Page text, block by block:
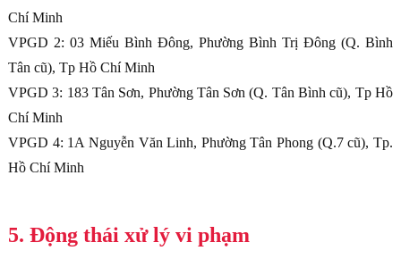
Chí Minh
VPGD 2: 03 Miếu Bình Đông, Phường Bình Trị Đông (Q. Bình
Tân cũ), Tp Hồ Chí Minh
VPGD 3: 183 Tân Sơn, Phường Tân Sơn (Q. Tân Bình cũ), Tp Hồ
Chí Minh
VPGD 4: 1A Nguyễn Văn Linh, Phường Tân Phong (Q.7 cũ), Tp.
Hồ Chí Minh
5. Động thái xử lý vi phạm